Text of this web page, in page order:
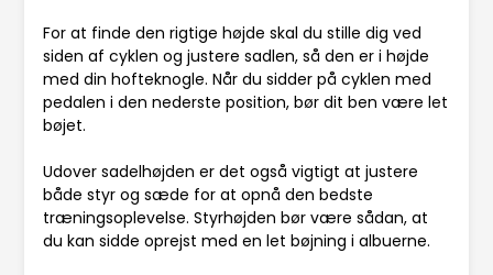
For at finde den rigtige højde skal du stille dig ved
siden af cyklen og justere sadlen, så den er i højde
med din hofteknogle. Når du sidder på cyklen med
pedalen i den nederste position, bør dit ben være let
bøjet.
Udover sadelhøjden er det også vigtigt at justere
både styr og sæde for at opnå den bedste
træningsoplevelse. Styrhøjden bør være sådan, at
du kan sidde oprejst med en let bøjning i albuerne.